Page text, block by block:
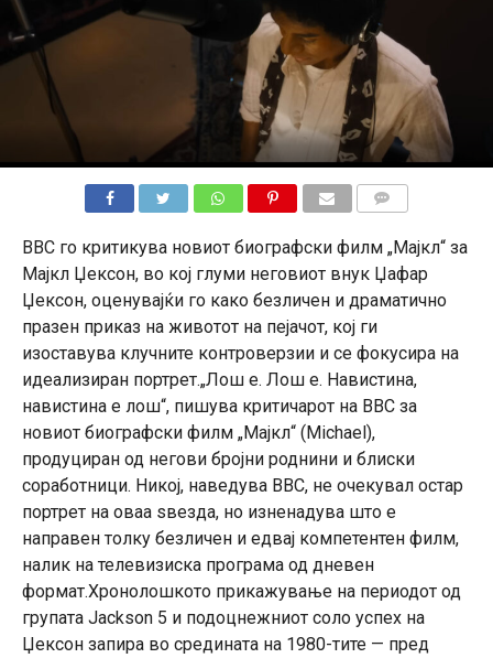
BBC го критикува новиот биографски филм „Мајкл“ за
Мајкл Џексон, во кој глуми неговиот внук Џафар
Џексон, оценувајќи го како безличен и драматично
празен приказ на животот на пејачот, кој ги
изоставува клучните контроверзии и се фокусира на
идеализиран портрет.„Лош е. Лош е. Навистина,
навистина е лош“, пишува критичарот на BBC за
новиот биографски филм „Мајкл“ (Michael),
продуциран од негови бројни роднини и блиски
соработници. Никој, наведува BBC, не очекувал остар
портрет на оваа ѕвезда, но изненадува што е
направен толку безличен и едвај компетентен филм,
налик на телевизиска програма од дневен
формат.Хронолошкото прикажување на периодот од
групата Jackson 5 и подоцнежниот соло успех на
Џексон запира во средината на 1980-тите — пред